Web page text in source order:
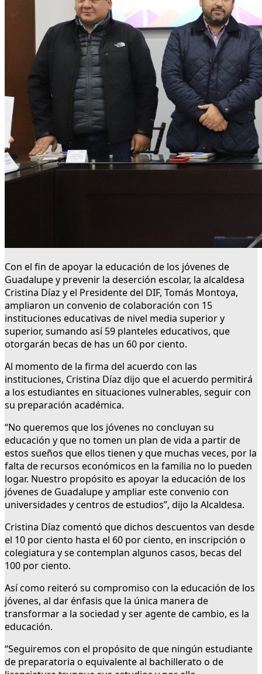
Con el fin de apoyar la educación de los jóvenes de
Guadalupe y prevenir la deserción escolar, la alcaldesa
Cristina Díaz y el Presidente del DIF, Tomás Montoya,
ampliaron un convenio de colaboración con 15
instituciones educativas de nivel media superior y
superior, sumando así 59 planteles educativos, que
otorgarán becas de has un 60 por ciento.
Al momento de la firma del acuerdo con las
instituciones, Cristina Díaz dijo que el acuerdo permitirá
a los estudiantes en situaciones vulnerables, seguir con
su preparación académica.
“No queremos que los jóvenes no concluyan su
educación y que no tomen un plan de vida a partir de
estos sueños que ellos tienen y que muchas veces, por la
falta de recursos económicos en la familia no lo pueden
logar. Nuestro propósito es apoyar la educación de los
jóvenes de Guadalupe y ampliar este convenio con
universidades y centros de estudios”, dijo la Alcaldesa.
Cristina Díaz comentó que dichos descuentos van desde
el 10 por ciento hasta el 60 por ciento, en inscripción o
colegiatura y se contemplan algunos casos, becas del
100 por ciento.
Así como reiteró su compromiso con la educación de los
jóvenes, al dar énfasis que la única manera de
transformar a la sociedad y ser agente de cambio, es la
educación.
“Seguiremos con el propósito de que ningún estudiante
de preparatoria o equivalente al bachillerato o de